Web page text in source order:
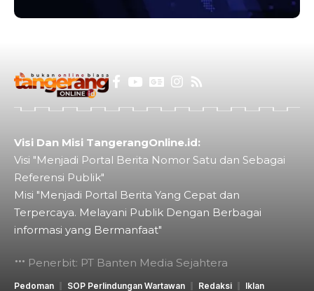
Visi Dan Misi TangerangOnline.id:
Visi "Menjadi Portal Berita Nomor Satu dan Sebagai
Referensi Publik"
Misi "Menjadi Portal Berita Yang Cepat dan
Terpercaya. Melayani Publik Dengan Berbagai
informasi yang Bermanfaat"
Penerbit: PT Banten Media Sejahtera
Pedoman SOP Perlindungan Wartawan Redaksi Iklan